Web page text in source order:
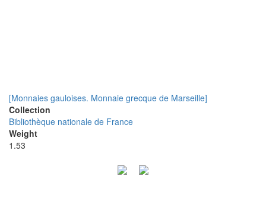
[Monnaies gauloises. Monnaie grecque de Marseille]
Collection
Bibliothèque nationale de France
Weight
1.53